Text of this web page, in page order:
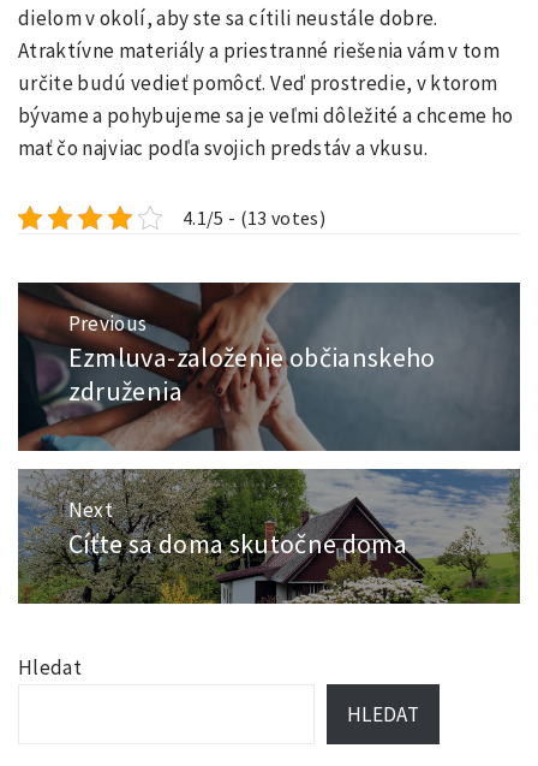
dielom v okolí, aby ste sa cítili neustále dobre.
Atraktívne materiály a priestranné riešenia vám v tom
určite budú vedieť pomôcť. Veď prostredie, v ktorom
bývame a pohybujeme sa je veľmi dôležité a chceme ho
mať čo najviac podľa svojich predstáv a vkusu.
4.1/5 - (13 votes)
Navigace
pro
příspěvek
Previous
Previous
post:
Ezmluva-založenie občianskeho
združenia
Next
Next
post:
Cíťte sa doma skutočne doma
Hledat
HLEDAT